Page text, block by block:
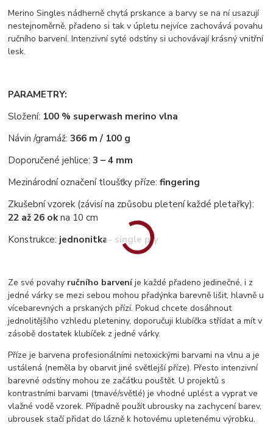
Merino Singles nádherně chytá prskance a barvy se na ní usazují
nestejnoměrně, přadeno si tak v úpletu nejvíce zachovává povahu
ručního barvení. Intenzivní syté odstíny si uchovávají krásný vnitřní
lesk.
PARAMETRY:
Složení: 100 % superwash merino vlna
Návin /gramáž: 366 m / 100 g
Doporučené jehlice:3 – 4 mm
Mezinárodní označení tloušťky příze:fingering
Zkušební vzorek (závisí na způsobu pletení každé pletařky):
22 až 26 okna 10 cm
Konstrukce: jednonitka- single ply
Ze své povahy ručního barveníje každé přadeno jedinečné, i z
jedné várky se mezi sebou mohou přadýnka barevně lišit, hlavně u
vícebarevných a prskaných přízí. Pokud chcete dosáhnout
jednolitějšího vzhledu pleteniny, doporučuji klubíčka střídat a mít v
zásobě dostatek klubíček z jedné várky.
Příze je barvena profesionálními netoxickými barvami na vlnu a je
ustálená (neměla by obarvit jiné světlejší příze). Přesto intenzivní
barevné odstíny mohou ze začátku pouštět. U projektů s
kontrastními barvami (tmavé/světlé) je vhodné uplést a vyprat ve
vlažné vodě vzorek. Případně použít ubrousky na zachycení barev,
ubrousek stačí přidat do lázně k hotovému upletenému výrobku.